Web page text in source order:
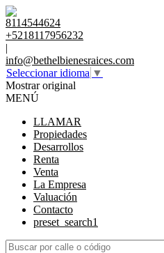
8114544624
+5218117956232
|
info@bethelbienesraices.com
Seleccionar idioma ▼
Mostrar original
MENÚ
LLAMAR
Propiedades
Desarrollos
Renta
Venta
La Empresa
Valuación
Contacto
preset_search1